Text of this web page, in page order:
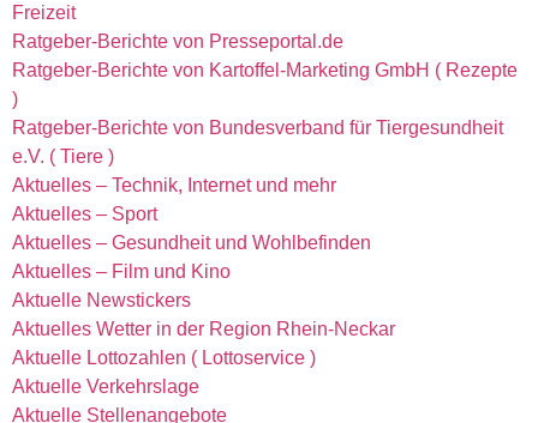
Freizeit
Ratgeber-Berichte von Presseportal.de
Ratgeber-Berichte von Kartoffel-Marketing GmbH ( Rezepte
)
Ratgeber-Berichte von Bundesverband für Tiergesundheit
e.V. ( Tiere )
Aktuelles – Technik, Internet und mehr
Aktuelles – Sport
Aktuelles – Gesundheit und Wohlbefinden
Aktuelles – Film und Kino
Aktuelle Newstickers
Aktuelles Wetter in der Region Rhein-Neckar
Aktuelle Lottozahlen ( Lottoservice )
Aktuelle Verkehrslage
Aktuelle Stellenangebote